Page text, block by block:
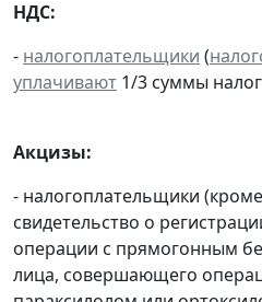
НДС:
- налогоплательщики (
уплачивают 1/3 суммы
Акцизы:
- налогоплательщики
свидетельство о
операции с прямогонным
лица, совершающего